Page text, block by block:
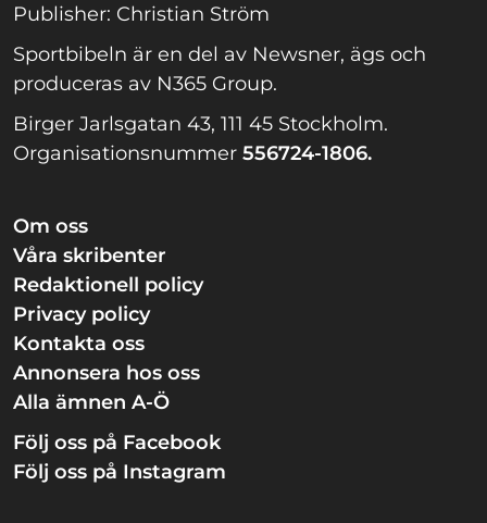
Publisher: Christian Ström
Sportbibeln är en del av Newsner, ägs och
produceras av N365 Group.
Birger Jarlsgatan 43, 111 45 Stockholm.
Organisationsnummer 556724-1806.
Om oss
Våra skribenter
Redaktionell policy
Privacy policy
Kontakta oss
Annonsera hos oss
Alla ämnen A-Ö
Följ oss på Facebook
Följ oss på Instagram